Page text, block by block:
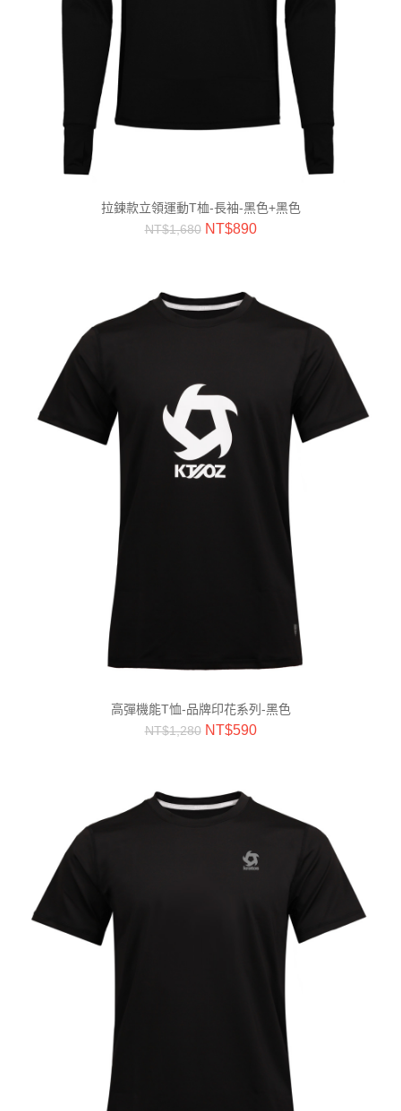
拉鍊款立領運動T桖-長袖-黑色+黑色
NT$1,680 NT$890
高彈機能T恤-品牌印花系列-黑色
NT$1,280 NT$590